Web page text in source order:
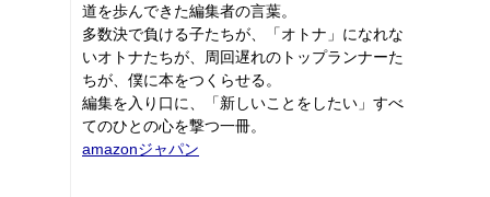
道を歩んできた編集者の言葉。
多数決で負ける子たちが、「オトナ」になれな
いオトナたちが、周回遅れのトップランナーた
ちが、僕に本をつくらせる。
編集を入り口に、「新しいことをしたい」すべ
てのひとの心を撃つ一冊。
amazonジャパン